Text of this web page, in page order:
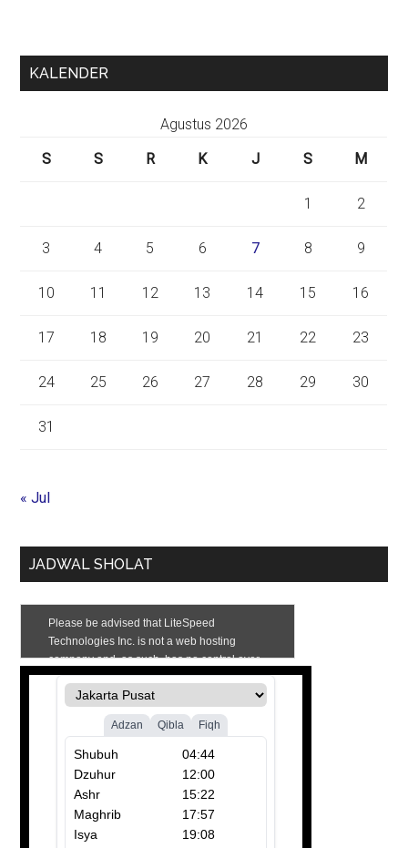
KALENDER
Agustus 2026
S
S R K J S M
1 2
3 4 5 6 7 8 9
10 11 12 13 14 15 16
17 18 19 20 21 22 23
24 25 26 27 28 29 30
31
« Jul
JADWAL SHOLAT